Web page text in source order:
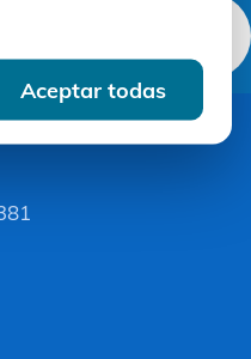
Aceptar todas
Aceptar todas